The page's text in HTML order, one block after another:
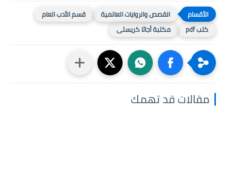
القصص والروايات العالمية
قسم الأدب العام
كتب pdf
مكتبة أجاثا كريستى
مقالات قد تهمك